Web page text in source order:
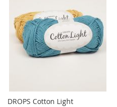
DROPS Cotton Light